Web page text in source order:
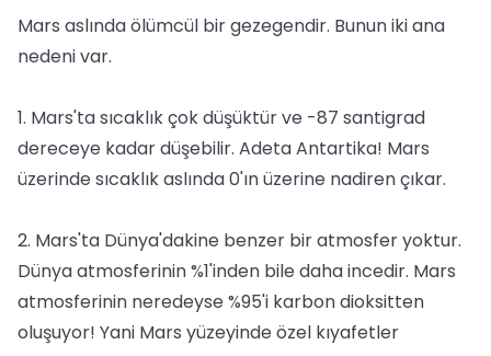
Mars aslında ölümcül bir gezegendir. Bunun iki ana
nedeni var.
1. Mars'ta sıcaklık çok düşüktür ve -87 santigrad
dereceye kadar düşebilir. Adeta Antartika! Mars
üzerinde sıcaklık aslında 0'ın üzerine nadiren çıkar.
2. Mars'ta Dünya'dakine benzer bir atmosfer yoktur.
Dünya atmosferinin %1'inden bile daha incedir. Mars
atmosferinin neredeyse %95'i karbon dioksitten
oluşuyor! Yani Mars yüzeyinde özel kıyafetler